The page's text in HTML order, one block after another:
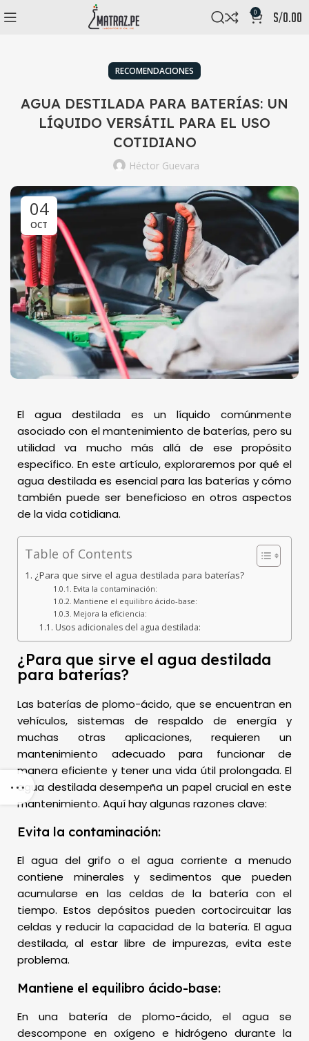
0 s/0.00
RECOMENDACIONES
AGUA DESTILADA PARA BATERÍAS: UN
LÍQUIDO VERSÁTIL PARA EL USO
COTIDIANO
Héctor Guevara
04
OCT
El agua destilada es un líquido comúnmente
asociado con el mantenimiento de baterías, pero su
utilidad va mucho más allá de ese propósito
específico. En este artículo, exploraremos por qué el
agua destilada es esencial para las baterías y cómo
también puede ser beneficioso en otros aspectos
de la vida cotidiana.
Table of Contents
¿Para que sirve el agua destilada para baterías?
Evita la contaminación:
Mantiene el equilibro ácido-base:
Mejora la eficiencia:
Usos adicionales del agua destilada:
¿Para que sirve el agua destilada
para baterías?
Las baterías de plomo-ácido, que se encuentran en
vehículos, sistemas de respaldo de energía y
muchas otras aplicaciones, requieren un
mantenimiento adecuado para funcionar de
manera eficiente y tener una vida útil prolongada. El
agua destilada desempeña un papel crucial en este
mantenimiento. Aquí hay algunas razones clave:
Evita la contaminación:
El agua del grifo o el agua corriente a menudo
contiene minerales y sedimentos que pueden
acumularse en las celdas de la batería con el
tiempo. Estos depósitos pueden cortocircuitar las
celdas y reducir la capacidad de la batería. El agua
destilada, al estar libre de impurezas, evita este
problema.
Mantiene el equilibro ácido-base:
En una batería de plomo-ácido, el agua se
descompone en oxígeno e hidrógeno durante la